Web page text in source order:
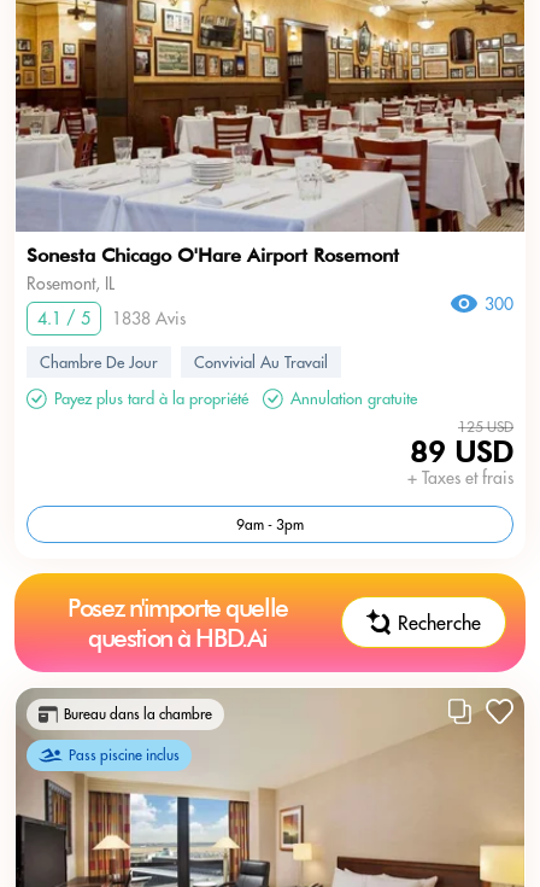
Sonesta Chicago O'Hare Airport Rosemont
Rosemont, IL
4.1 / 5
1838 Avis
300
Chambre De Jour
Convivial Au Travail
Payez plus tard à la propriété
Annulation gratuite
125 USD
89 USD
+ Taxes et frais
9am - 3pm
Posez n'importe quelle
question à HBD.Ai
Recherche
Bureau dans la chambre
Pass piscine inclus